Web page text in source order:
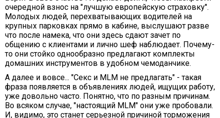
очередной взнос на "лучшую европейскую страховку".
Молодых людей, перехватывающих водителей на
крупных парковках прямо в кабине, выслушают разве
что после намека, что они здесь сдают зачет по
общению с клиентами и лично шеф наблюдает. Почему-
то они стойко однообразно предлагают комплекты
домашних инструментов в удобном чемоданчике.
А далее и вовсе... "Секс и МLМ не предлагать" - такая
фраза появляется в объявлениях людей, ищущих работу,
уже довольно часто. Понятно, что по разным причинам.
Во всяком случае, "настоящий MLM" они уже пробовали.
И, видимо, это станет серьезной причиной торможения